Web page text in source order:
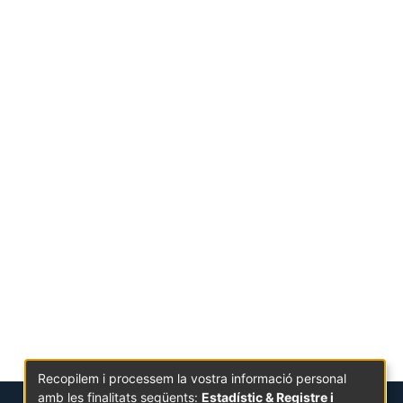
Recopilem i processem la vostra informació personal
amb les finalitats següents: Estadístic & Registre i